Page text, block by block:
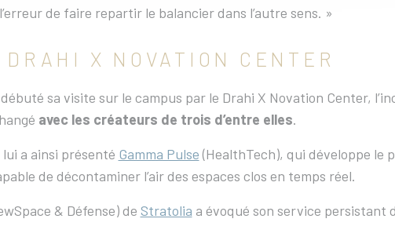
de faire repartir le balancier dans l’autre sens. »
X NOVATION CENTER
sa visite sur le campus par le Drahi X Novation Center,
avec les créateurs de trois d’entre elles.
lui a ainsi présenté Gamma Pulse(HealthTech), qui développe le
de décontaminer l’air des espaces clos en temps réel.
& Défense) de Stratolia a évoqué son service persistant